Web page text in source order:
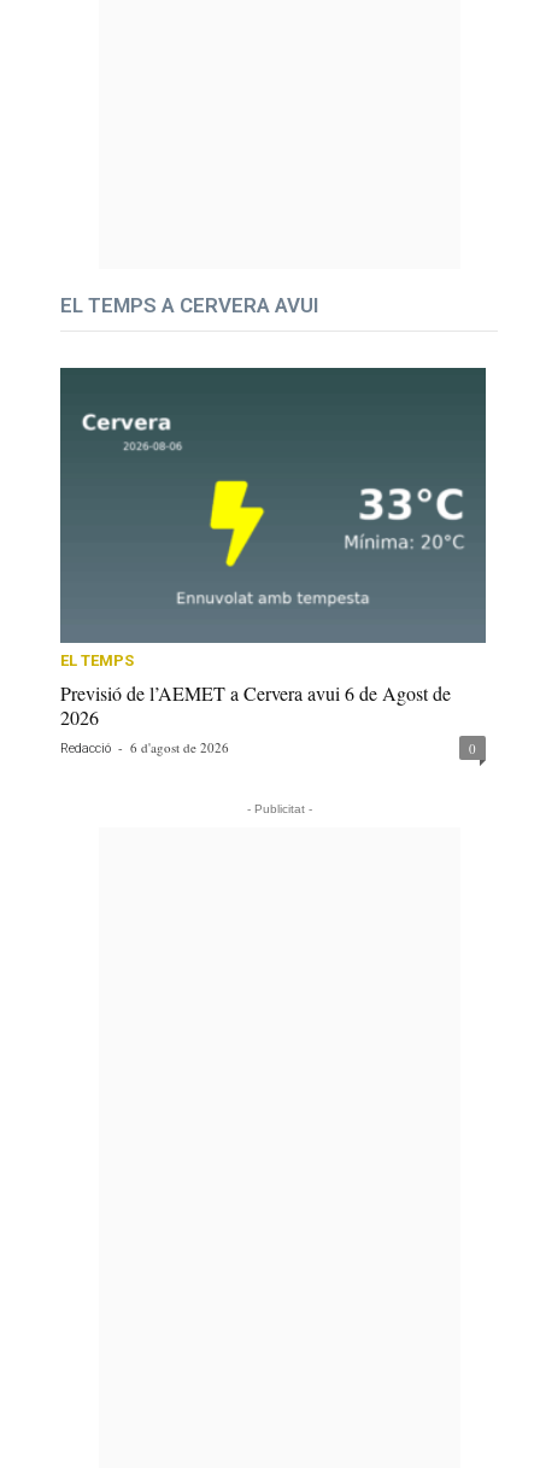
EL TEMPS A CERVERA AVUI
EL TEMPS
Previsió de l’AEMET a Cervera avui 6 de Agost de
2026
Redacció - 6 d'agost de 2026 0
- Publicitat -